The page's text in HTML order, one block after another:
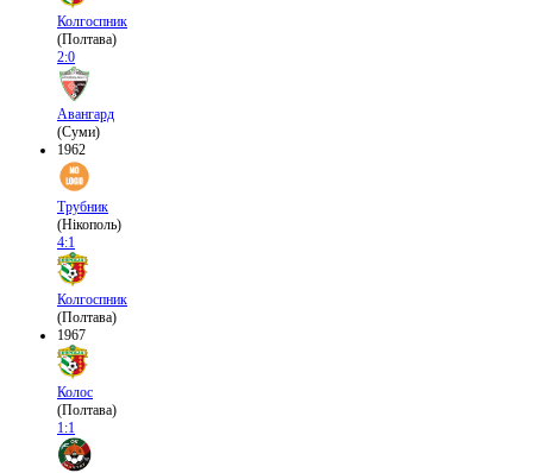
Колгоспник
(Полтава)
2:0
Авангард
(Суми)
1962
Трубник
(Нікополь)
4:1
Колгоспник
(Полтава)
1967
Колос
(Полтава)
1:1